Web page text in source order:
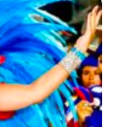
Rainha
Olaria